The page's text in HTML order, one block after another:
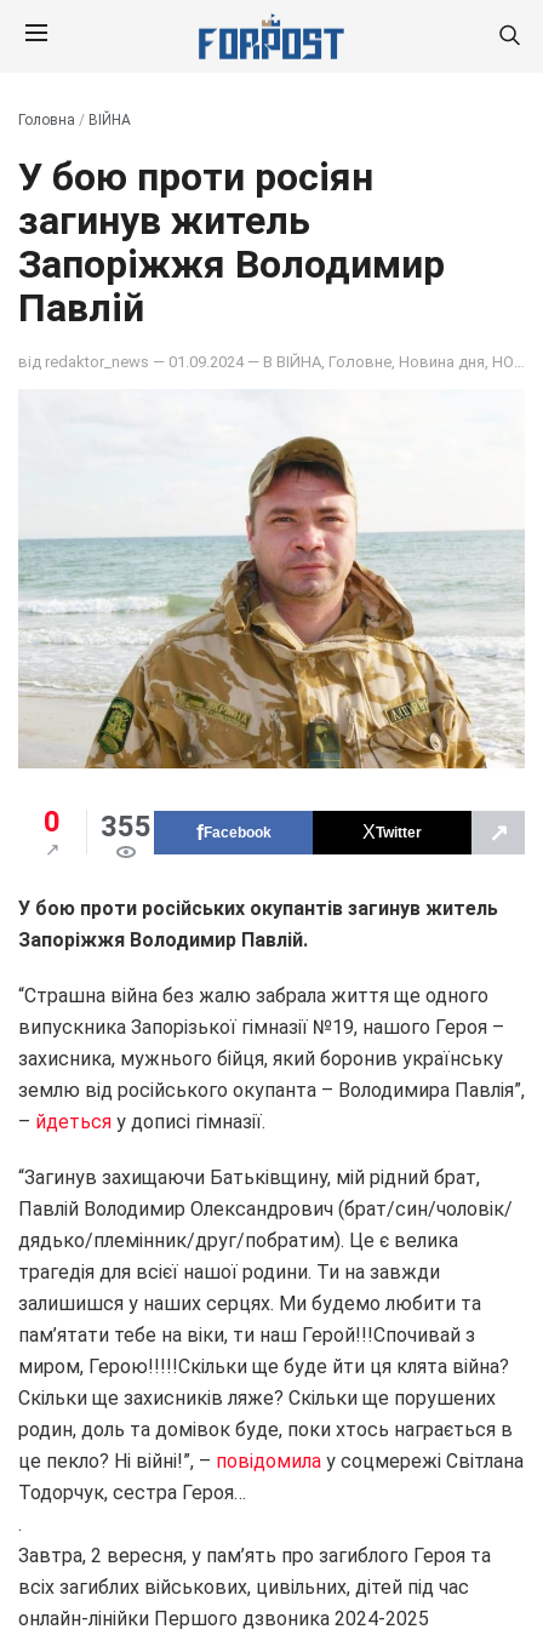
Головна / ВІЙНА
У бою проти росіян
загинув житель
Запоріжжя Володимир
Павлій
від redaktor_news — 01.09.2024 — В ВІЙНА Головне Новина дня НОВИНИ
0 355 Facebook Twitter ↗
У бою проти російських окупантів загинув житель
Запоріжжя Володимир Павлій.
“Страшна війна без жалю забрала життя ще одного
випускника Запорізької гімназії №19, нашого Героя –
захисника, мужнього бійця, який боронив українську
землю від російського окупанта – Володимира Павлія”,
– йдеться у дописі гімназії.
“Загинув захищаючи Батьківщину, мій рідний брат,
Павлій Володимир Олександрович (брат/син/чоловік/
дядько/племінник/друг/побратим). Це є велика
трагедія для всієї нашої родини. Ти на завжди
залишишся у наших серцях. Ми будемо любити та
пам’ятати тебе на віки, ти наш Герой!!!Спочивай з
миром, Герою!!!!!Скільки ще буде йти ця клята війна?
Скільки ще захисників ляже? Скільки ще порушених
родин, доль та домівок буде, поки хтось награється в
це пекло? Ні війні!”, – повідомила у соцмережі Світлана
Тодорчук, сестра Героя…
.
Завтра, 2 вересня, у пам’ять про загиблого Героя та
всіх загиблих військових, цивільних, дітей під час
онлайн-лінійки Першого дзвоника 2024-2025